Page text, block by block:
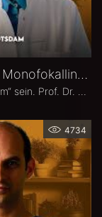
Es muss nicht immer Premium sein: Monofokallinsen – Prof. Dr. Anja Liekfeld
4734